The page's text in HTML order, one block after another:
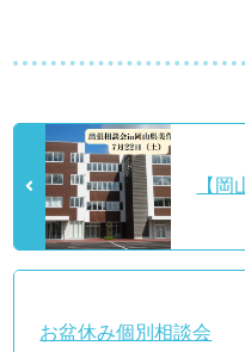
【
お盆休み個別相談会